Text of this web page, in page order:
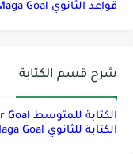
قواعد الثانوي Maga Goal
شرح قسم الكتابة
الكتابة للمتوسط Super Goal
الكتابة للثانوي Maga Goal